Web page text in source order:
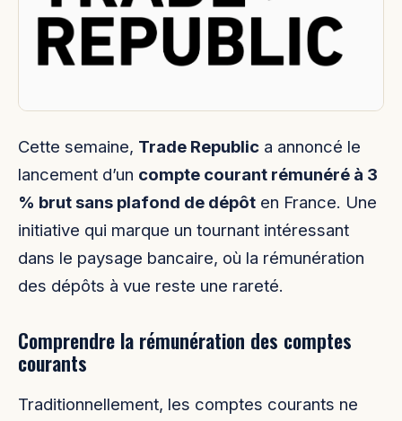
Cette semaine, Trade Republic a annoncé le
lancement d’un compte courant rémunéré à 3
% brut sans plafond de dépôt en France. Une
initiative qui marque un tournant intéressant
dans le paysage bancaire, où la rémunération
des dépôts à vue reste une rareté.
Comprendre la rémunération des comptes
courants
Traditionnellement, les comptes courants ne